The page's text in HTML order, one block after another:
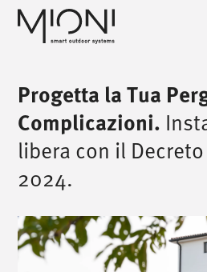
Progetta la Tua
Complicazioni.
libera con il
2024.